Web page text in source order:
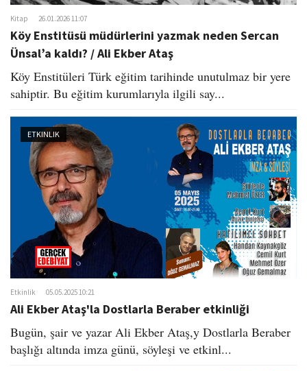
Kitap 26.01.2026 11:07
Köy Enstitüsü müdürlerini yazmak neden Sercan
Ünsal’a kaldı? / Ali Ekber Ataş
Köy Enstitüleri Türk eğitim tarihinde unutulmaz bir yere
sahiptir. Bu eğitim kurumlarıyla ilgili say...
ETKINLIK
Etkinlik 05.05.2025 10:21
Ali Ekber Ataş'la Dostlarla Beraber etkinliği
Bugün, şair ve yazar Ali Ekber Ataş,y Dostlarla Beraber
başlığı altında imza günü, söyleşi ve etkinl...